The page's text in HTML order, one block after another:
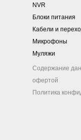
NVR
Блоки питания
Кабели и
Микрофоны
Муляжи
Содержание
офертой
Политика